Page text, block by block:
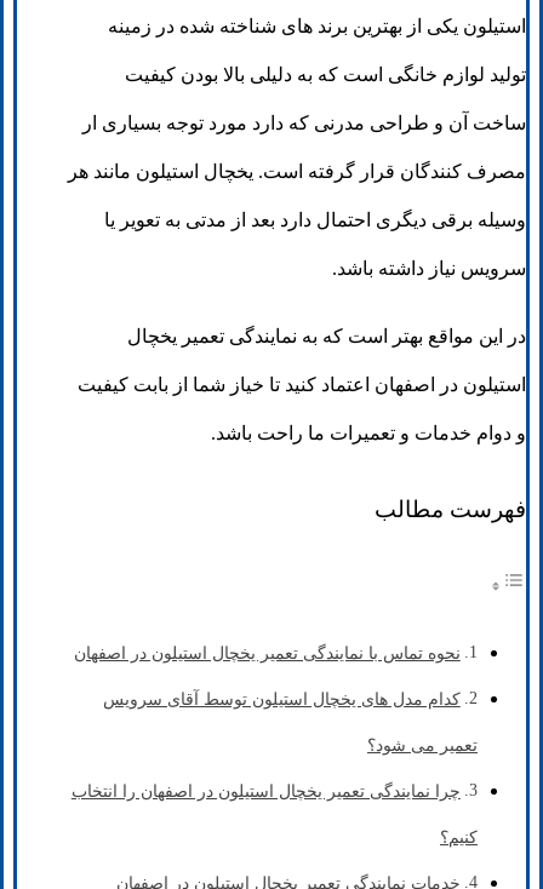
استیلون یکی از بهترین برند های شناخته شده در زمینه
تولید لوازم خانگی است که به دلیلی بالا بودن کیفیت
ساخت آن و طراحی مدرنی که دارد مورد توجه بسیاری ار
مصرف کنندگان قرار گرفته است. یخچال استیلون مانند هر
وسیله برقی دیگری احتمال دارد بعد از مدتی به تعویر یا
سرویس نیاز داشته باشد.
در این مواقع بهتر است که به نمایندگی تعمیر یخچال
استیلون در اصفهان اعتماد کنید تا خیاز شما از بابت کیفیت
و دوام خدمات و تعمیرات ما راحت باشد.
فهرست مطالب
نحوه تماس با نمایندگی تعمیر یخچال استیلون در اصفهان
کدام مدل های یخچال استیلون توسط آقای سرویس
تعمیر می شود؟
چرا نمایندگی تعمیر یخچال استیلون در اصفهان را انتخاب
کنیم؟
خدمات نمایندگی تعمیر یخچال استیلون در اصفهان